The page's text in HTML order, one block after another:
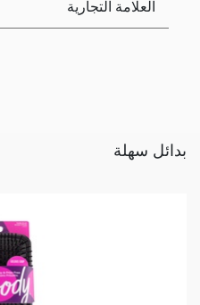
العلامة التجارية
بدائل سهلة